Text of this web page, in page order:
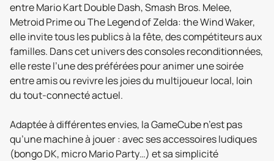
entre Mario Kart Double Dash, Smash Bros. Melee,
Metroid Prime ou The Legend of Zelda: the Wind Waker,
elle invite tous les publics à la fête, des compétiteurs aux
familles. Dans cet univers des consoles reconditionnées,
elle reste l’une des préférées pour animer une soirée
entre amis ou revivre les joies du multijoueur local, loin
du tout-connecté actuel.
Adaptée à différentes envies, la GameCube n’est pas
qu’une machine à jouer : avec ses accessoires ludiques
(bongo DK, micro Mario Party…) et sa simplicité